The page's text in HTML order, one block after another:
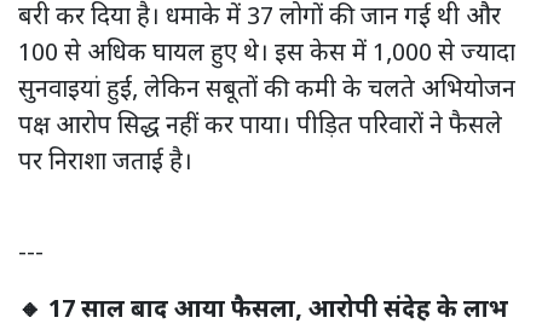
बरी कर दिया है। धमाके में 37 लोगों की जान गई थी और
100 से अधिक घायल हुए थे। इस केस में 1,000 से ज्यादा
सुनवाइयां हुईं, लेकिन सबूतों की कमी के चलते अभियोजन
पक्ष आरोप सिद्ध नहीं कर पाया। पीड़ित परिवारों ने फैसले
पर निराशा जताई है।
---
🔸 17 साल बाद आया फैसला, आरोपी संदेह के लाभ